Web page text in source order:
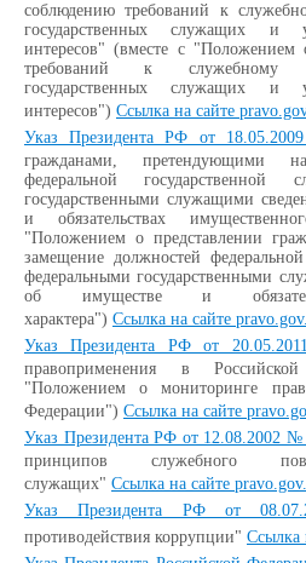
соблюдению требований к
государственных служащих и
интересов" (вместе с
требований к служебному
государственных служащих и
интересов") Ссылка на сайте
Указ Президента РФ от
гражданами, претендующими
федеральной
государственными служащими
и обязательствах
"Положением о представлении
замещение должностей
федеральными государственными
об имуществе и
характера") Ссылка на сайте
Указ Президента РФ от
правоприменения в
"Положением о мониторинге
Федерации") Ссылка на сайте
Указ Президента РФ от 12.08.2002 №
принципов служебного
служащих" Ссылка на сайте
Указ Президента РФ от
противодействия коррупции" Ссылка